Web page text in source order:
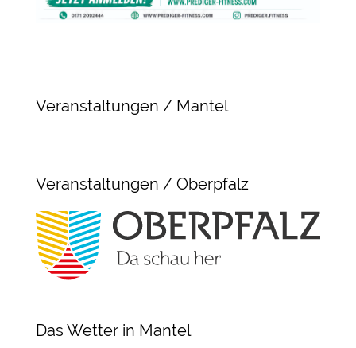
Veranstaltungen / Mantel
Veranstaltungen / Oberpfalz
Das Wetter in Mantel